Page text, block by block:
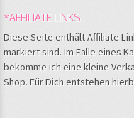
*AFFILIATE LINKS
Diese Seite enthält Affiliate
markiert sind. Im Falle eines
bekomme ich eine kleine
Shop. Für Dich entstehen